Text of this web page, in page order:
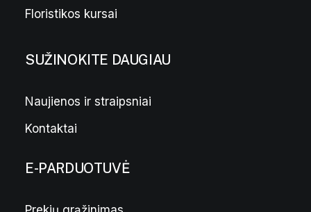
Floristikos kursai
SUŽINOKITE DAUGIAU
Naujienos ir straipsniai
Kontaktai
E-PARDUOTUVĖ